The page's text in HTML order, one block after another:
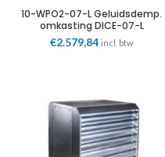
10-WPO2-07-L Geluidsdemp.
omkasting DICE-07-L
verzinkt B140xH142xD140cm
Merford
€2.579,84 incl. btw